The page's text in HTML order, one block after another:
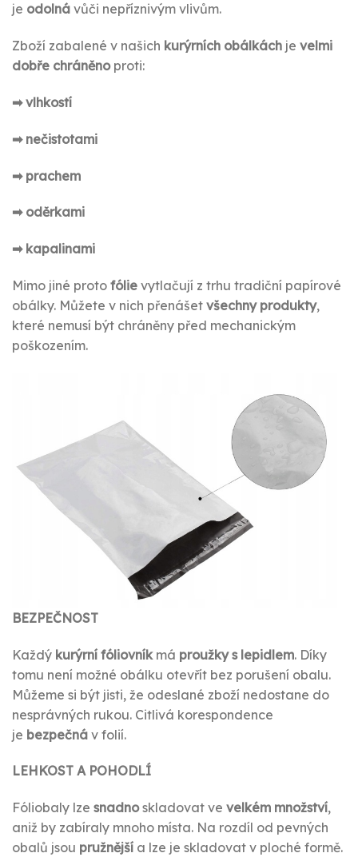
je odolná vůči nepříznivým vlivům.
Zboží zabalené v našich kurýrních obálkách je velmi
dobře chráněnoproti:
➡ vlhkostí
➡ nečistotami
➡ prachem
➡ oděrkami
➡ kapalinami
Mimo jiné proto fólie vytlačují z trhu tradiční papírové
obálky. Můžete v nich přenášet všechny produkty,
které nemusí být chráněny před mechanickým
poškozením.
BEZPEČNOST
Každý kurýrní fóliovníkmá proužky s lepidlem. Díky
tomu není možné obálku otevřít bez porušení obalu.
Můžeme si být jisti, že odeslané zboží nedostane do
nesprávných rukou. Citlivá korespondence
je bezpečná v folií.
LEHKOST A POHODLÍ
Fóliobaly lze snadnoskladovat ve velkém množství,
aniž by zabíraly mnoho místa. Na rozdíl od pevných
obalů jsou pružnější a lze je skladovat v ploché formě.